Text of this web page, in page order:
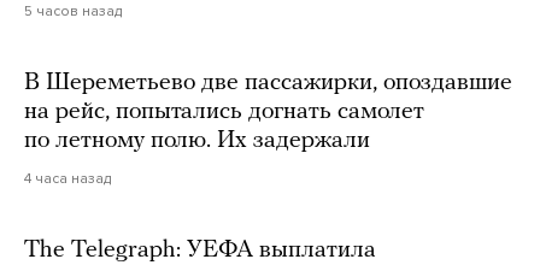
5 часов назад
В Шереметьево две пассажирки, опоздавшие
на рейс, попытались догнать самолет
по летному полю. Их задержали
4 часа назад
The Telegraph: УЕФА выплатила